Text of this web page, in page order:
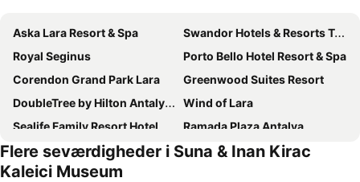
Aska Lara Resort & Spa
Swandor Hotels & Resorts Topkapi Palace
Royal Seginus
Porto Bello Hotel Resort & Spa
Corendon Grand Park Lara
Greenwood Suites Resort
DoubleTree by Hilton Antalya City Centre
Wind of Lara
Sealife Family Resort Hotel
Ramada Plaza Antalya
Ramada Resort By Wyndham Lara
Megasaray Westbeach Antalya
Adalya Elite Lara
Flere seværdigheder i Suna & Inan Kirac
Kaleici Museum